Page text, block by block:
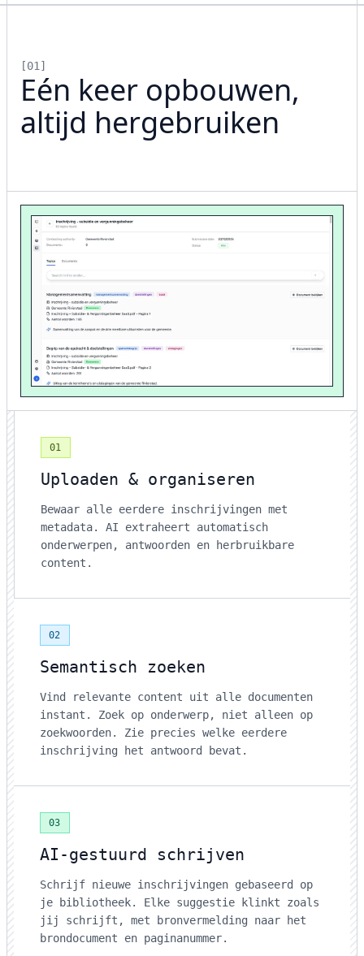
[01]
Eén keer opbouwen,
altijd hergebruiken
01
Uploaden & organiseren
Bewaar alle eerdere inschrijvingen met
metadata. AI extraheert automatisch
onderwerpen, antwoorden en herbruikbare
content.
02
Semantisch zoeken
Vind relevante content uit alle documenten
instant. Zoek op onderwerp, niet alleen op
zoekwoorden. Zie precies welke eerdere
inschrijving het antwoord bevat.
03
AI-gestuurd schrijven
Schrijf nieuwe inschrijvingen gebaseerd op
je bibliotheek. Elke suggestie klinkt zoals
jij schrijft, met bronvermelding naar het
brondocument en paginanummer.